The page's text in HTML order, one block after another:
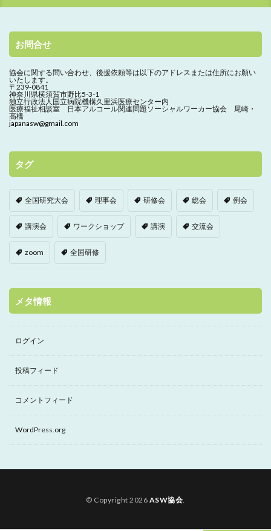
お問合せ
協会に関する問い合わせ、 後援依頼等は以下のアドレスまたは住所にお願い
いたします。
〒239-0841
神奈川県横須賀市野比5-3-1
独立行政法人国立病院機構久里浜医療センター内
医療福祉相談室 日本アルコール関連問題ソーシャルワーカー協会 尾崎・
高橋
japanasw@gmail.com
タグ
全国研究大会 理事会 研修会 総会 例会
講演会 ワークショップ 講演 交流会
zoom 全国研修
メタ情報
ログイン
投稿フィード
コメントフィード
WordPress.org
© Copyright 2026 ASW協会